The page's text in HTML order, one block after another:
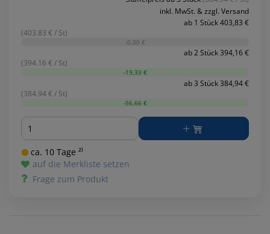
inkl. MwSt. & zzgl. Versand
ab 1 Stück 403,83 €
(403.83 € / St)
-0,00 €
ab 2 Stück 394,16 €
(394.16 € / St)
-19,33 €
ab 3 Stück 384,94 €
(384.94 € / St)
-56,66 €
Menge
ca. 10 Tage ²⁾
auf die Merkliste setzen
Frage zum Produkt